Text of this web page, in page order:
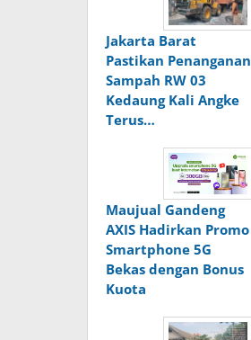
Jakarta Barat
Pastikan Penanganan
Sampah RW 03
Kedaung Kali Angke
Terus…
Maujual Gandeng
AXIS Hadirkan Promo
Smartphone 5G
Bekas dengan Bonus
Kuota